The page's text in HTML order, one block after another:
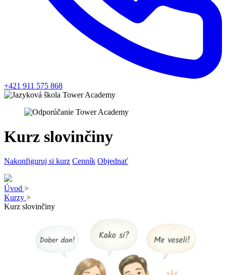
+421 911 575 868
Kurz slovinčiny
Nakonfiguruj si kurz Cenník Objednať
Úvod >
Kurzy >
Kurz slovinčiny